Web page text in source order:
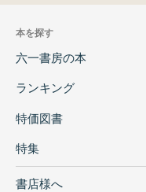
本を探す
六一書房の本
ランキング
特価図書
特集
書店様へ